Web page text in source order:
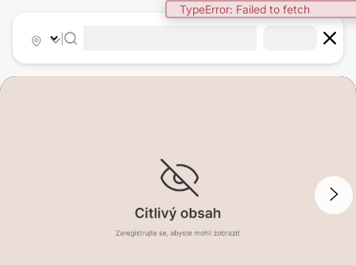
TypeError: Failed to fetch